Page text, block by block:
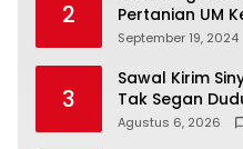
2
Pertanian UM
Laboratorium
September 19, 2024
3
Sawal Kirim
Tak Segan
Puuwatu
Agustus 6, 2026